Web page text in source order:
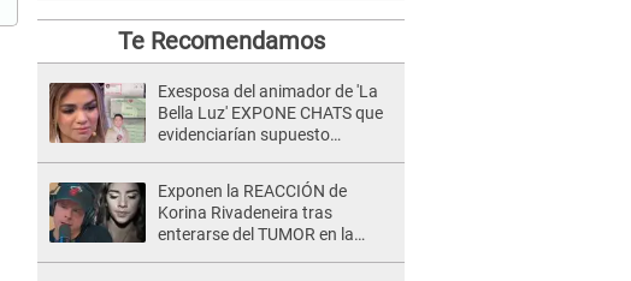
Te Recomendamos
Exesposa del animador de 'La
Bella Luz' EXPONE CHATS que
evidenciarían supuesto
Saldaña, pese a tener pareja
Exponen la REACCIÓN de
Korina Rivadeneira tras
enterarse del TUMOR en la